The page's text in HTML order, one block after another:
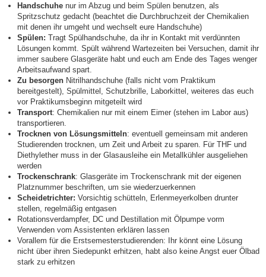
Handschuhe nur im Abzug und beim Spülen benutzen, als
Spritzschutz gedacht (beachtet die Durchbruchzeit der Chemikalien
mit denen ihr umgeht und wechselt eure Handschuhe)
Spülen: Tragt Spülhandschuhe, da ihr in Kontakt mit verdünnten
Lösungen kommt. Spült während Wartezeiten bei Versuchen, damit ihr
immer saubere Glasgeräte habt und euch am Ende des Tages wenger
Arbeitsaufwand spart.
Zu besorgen Nitrilhandschuhe (falls nicht vom Praktikum
bereitgestelt), Spülmittel, Schutzbrille, Laborkittel, weiteres das euch
vor Praktikumsbeginn mitgeteilt wird
Transport: Chemikalien nur mit einem Eimer (stehen im Labor aus)
transportieren.
Trocknen von Lösungsmitteln: eventuell gemeinsam mit anderen
Studierenden trocknen, um Zeit und Arbeit zu sparen. Für THF und
Diethylether muss in der Glasausleihe ein Metallkühler ausgeliehen
werden
Trockenschrank: Glasgeräte im Trockenschrank mit der eigenen
Platznummer beschriften, um sie wiederzuerkennen
Scheidetrichter:Vorsichtig schütteln, Erlenmeyerkolben drunter
stellen, regelmäßig entgasen
Rotationsverdampfer, DC und Destillation mit Ölpumpe vorm
Verwenden vom Assistenten erklären lassen
Vorallem für die Erstsemesterstudierenden: Ihr könnt eine Lösung
nicht über ihren Siedepunkt erhitzen, habt also keine Angst euer Ölbad
stark zu erhitzen